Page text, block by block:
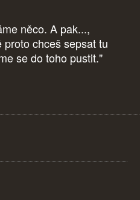
něco. A pak...,
chceš sepsat tu
se do toho pustit."